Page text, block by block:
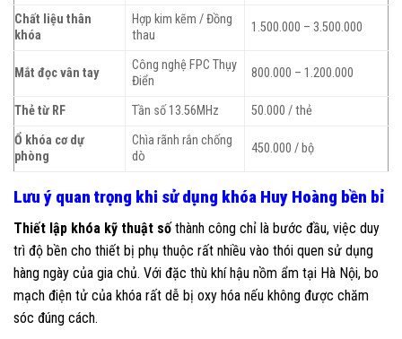
Chất liệu thân
khóa
Hợp kim kẽm / Đồng
thau
1.500.000 – 3.500.000
Mắt đọc vân tay
Công nghệ FPC Thụy
Điển
800.000 – 1.200.000
Thẻ từ RF Tần số 13.56MHz
50.000 / thẻ
Ổ khóa cơ dự
phòng
Chìa rãnh rắn chống
dò
450.000 / bộ
Lưu ý quan trọng khi sử dụng khóa Huy Hoàng bền bỉ
Thiết lập khóa kỹ thuật sốthành công chỉ là bước đầu, việc duy
trì độ bền cho thiết bị phụ thuộc rất nhiều vào thói quen sử dụng
hàng ngày của gia chủ. Với đặc thù khí hậu nồm ẩm tại Hà Nội, bo
mạch điện tử của khóa rất dễ bị oxy hóa nếu không được chăm
sóc đúng cách.